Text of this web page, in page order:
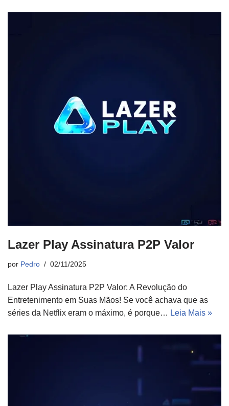
Lazer Play Assinatura P2P Valor
por Pedro 02/11/2025
Lazer Play Assinatura P2P Valor: A Revolução do
Entretenimento em Suas Mãos! Se você achava que as
séries da Netflix eram o máximo, é porque… Leia Mais »